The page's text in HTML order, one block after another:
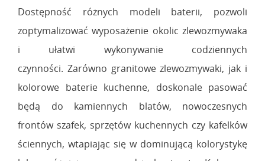
Dostępność różnych modeli baterii, pozwoli
zoptymalizować wyposażenie okolic zlewozmywaka
i ułatwi wykonywanie codziennych
czynności. Zarówno granitowe zlewozmywaki, jak i
kolorowe baterie kuchenne, doskonale pasować
będą do kamiennych blatów, nowoczesnych
frontów szafek, sprzętów kuchennych czy kafelków
ściennych, wtapiając się w dominującą kolorystykę